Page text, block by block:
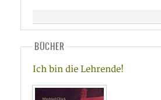
BÜCHER
Ich bin die Lehrende!